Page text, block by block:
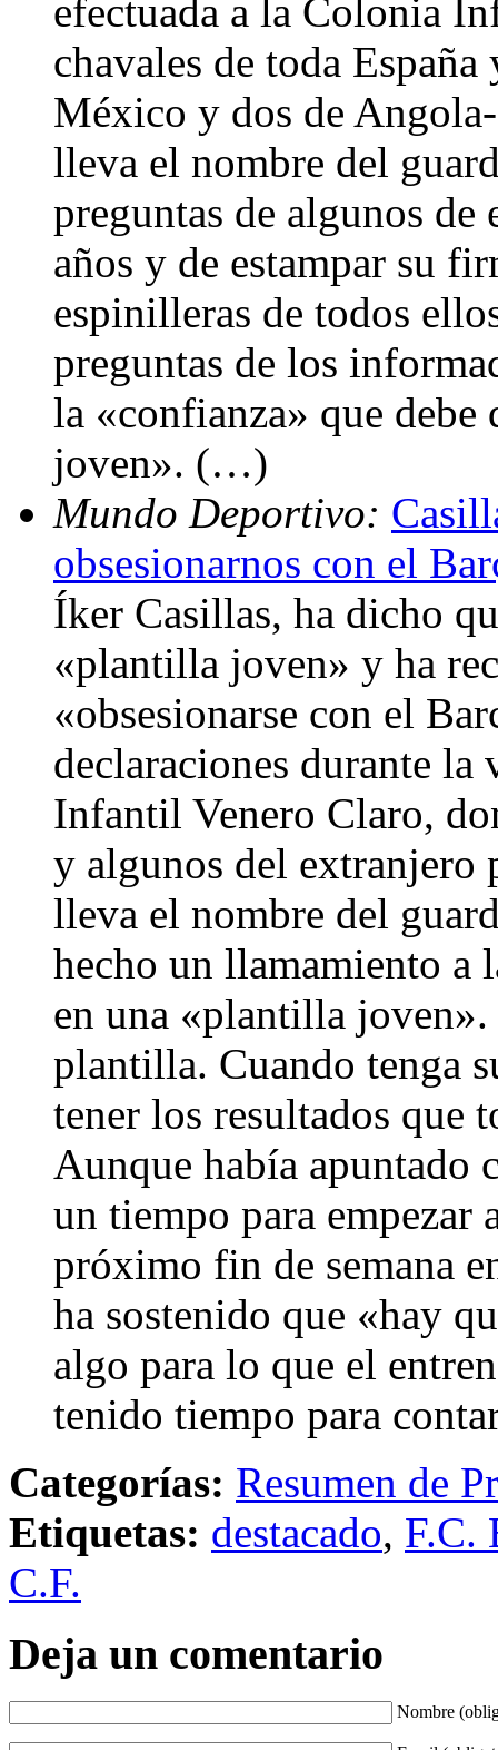
efectuada a la Colonia
chavales de toda
México y dos de
lleva el nombre del
preguntas de algunos de
años y de estampar su
espinilleras de todos
preguntas de los
la «confianza» que debe
joven». (…)
Mundo Deportivo:
obsesionarnos con el
Íker Casillas, ha dicho
«plantilla joven» y ha
«obsesionarse con el
declaraciones durante
Infantil Venero Claro,
y algunos del extranjero
lleva el nombre del
hecho un llamamiento a
en una «plantilla
plantilla. Cuando tenga
tener los resultados que
Aunque había apuntado
un tiempo para empezar
próximo fin de semana
ha sostenido que «hay
algo para lo que el
tenido tiempo para
Categorías: Resumen de
Etiquetas: destacado, F.C.
C.F.
Deja un comentario
Nombre